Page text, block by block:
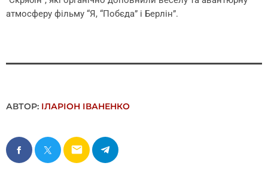
атмосферу фільму “Я, “Побєда” і Берлін”.
АВТОР: ІЛАРІОН ІВАНЕНКО
email